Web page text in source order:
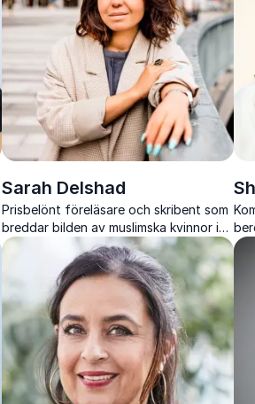
Sarah Delshad
Prisbelönt föreläsare och skribent som
breddar bilden av muslimska kvinnor i
Sverige.